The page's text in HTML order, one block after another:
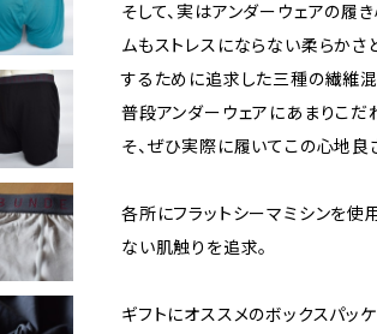
そして、実はアンダーウェアの履
ムもストレスにならない柔らか
するために追求した三種の繊維混
普段アンダーウェアにあまりこだ
そ、ぜひ実際に履いてこの心地良
各所にフラットシーマミシンを使
ない肌触りを追求。
ギフトにオススメのボックスパッケ